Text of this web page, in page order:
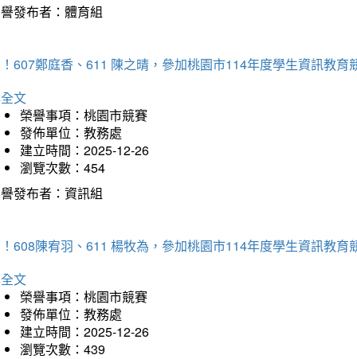
發布者：體育組
607鄭庭香、611 陳之晴，參加桃園市114年度學生資訊教育
文
榮譽事項：桃園市競賽
發佈單位：教務處
建立時間：2025-12-26
瀏覽次數：454
發布者：資訊組
608陳宥羽、611 楊牧為，參加桃園市114年度學生資訊教育
文
榮譽事項：桃園市競賽
發佈單位：教務處
建立時間：2025-12-26
瀏覽次數：439